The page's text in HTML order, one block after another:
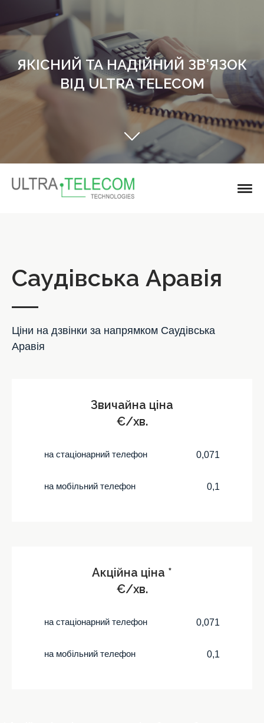
ЯКІСНИЙ ТА НАДІЙНИЙ ЗВ'ЯЗОК
ВІД ULTRA TELECOM
Саудівська Аравія
Ціни на дзвінки за напрямком Саудівська
Аравія
Звичайна ціна
€/хв.
на стаціонарний телефон 0,071
на мобільний телефон 0,1
Акційна ціна *
€/хв.
на стаціонарний телефон 0,071
на мобільний телефон 0,1